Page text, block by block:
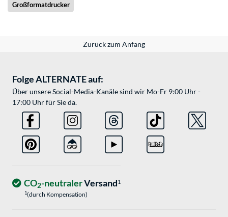
Großformatdrucker
Zurück zum Anfang
Folge ALTERNATE auf:
Über unsere Social-Media-Kanäle sind wir Mo-Fr 9:00 Uhr -
17:00 Uhr für Sie da.
CO2-neutralerVersand1
1(durch Kompensation)